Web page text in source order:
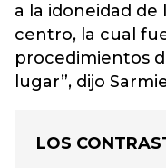
a la idoneidad
centro, la cual
procedimientos
lugar”, dijo
LOS